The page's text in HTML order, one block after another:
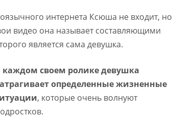
интернета Ксюша не входит, но
видео она называет составляющими
является сама девушка.
каждом своем ролике девушка
определенные жизненные
, которые очень волнуют